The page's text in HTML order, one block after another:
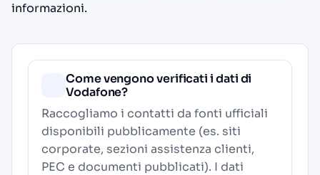
informazioni.
Come vengono verificati i dati di
Vodafone?
Raccogliamo i contatti da fonti ufficiali
disponibili pubblicamente (es. siti
corporate, sezioni assistenza clienti,
PEC e documenti pubblicati). I dati